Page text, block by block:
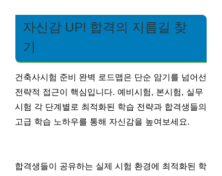
자신감 UP! 합격의 지름길 찾
기
건축사시험 준비 완벽 로드맵은 단순 암기를 넘어선
전략적 접근이 핵심입니다. 예비시험, 본시험, 실무
시험 각 단계별로 최적화된 학습 전략과 합격생들의
고급 학습 노하우를 통해 자신감을 높여보세요.
합격생들이 공유하는 실제 시험 환경에 최적화된 학